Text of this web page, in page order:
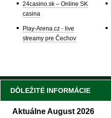
24casino.sk – Online SK
casina
Play-Arena.cz - live
streamy pre Čechov
DÔLEŽITÉ INFORMÁCIE
Aktuálne August 2026